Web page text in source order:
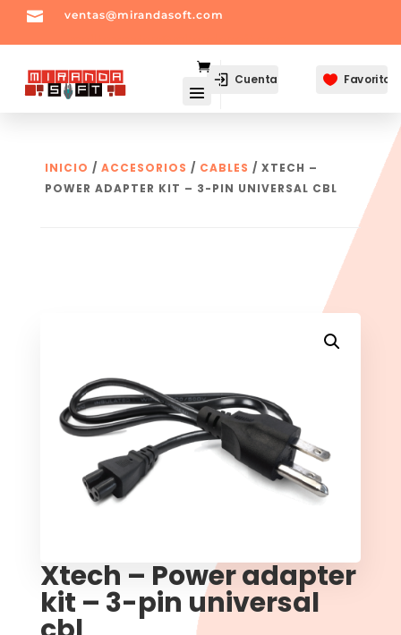
 ventas@mirandasoft.com
Cuenta  Favoritos
INICIO / ACCESORIOS / CABLES / XTECH –
POWER ADAPTER KIT – 3-PIN UNIVERSAL CBL
Xtech – Power adapter
kit – 3-pin universal